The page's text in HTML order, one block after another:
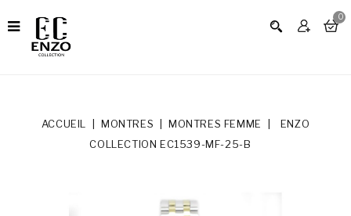
0
ACCUEIL MONTRES MONTRES FEMME
ENZO
COLLECTION EC1539-MF-25-B